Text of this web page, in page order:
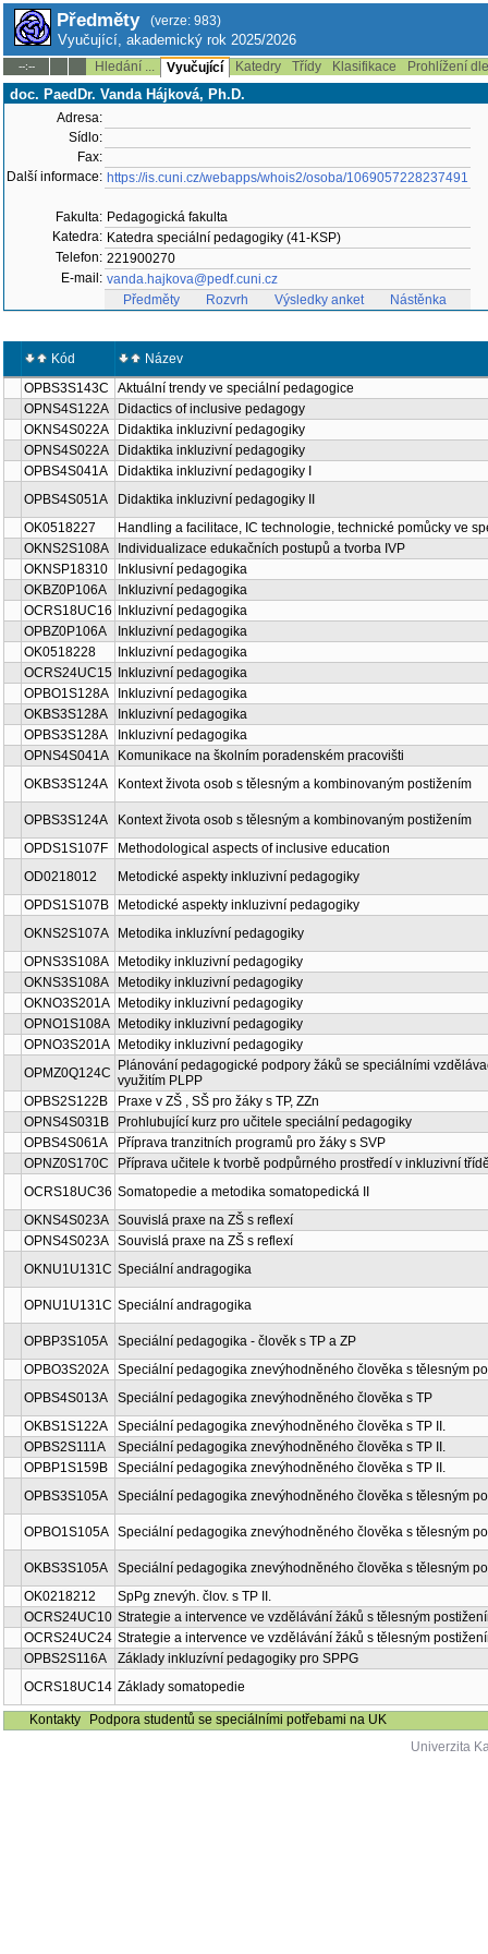
Předměty (verze: 983)
Vyučující, akademický rok 2025/2026
--:-- Hledání ... Vyučující Katedry Třídy Klasifikace Prohlížení
doc. PaedDr. Vanda Hájková, Ph.D.
Adresa:
Sídlo:
Fax:
Další informace: https://is.cuni.cz/webapps/whois2/osoba/1069057228237491
Fakulta: Pedagogická fakulta
Katedra: Katedra speciální pedagogiky (41-KSP)
Telefon: 221900270
E-mail: vanda.hajkova@pedf.cuni.cz
Předměty
Rozvrh Výsledky anket Nástěnka
Kód
Název
OPBS3S143C
Aktuální trendy ve speciální pedagogice
OPNS4S122A
Didactics of inclusive pedagogy
OKNS4S022A
Didaktika inkluzivní pedagogiky
OPNS4S022A
Didaktika inkluzivní pedagogiky
OPBS4S041A
Didaktika inkluzivní pedagogiky I
OPBS4S051A
Didaktika inkluzivní pedagogiky II
OK0518227
Handling a facilitace, IC technologie, technické pomůcky ve
OKNS2S108A
Individualizace edukačních postupů a tvorba IVP
OKNSP18310
Inklusivní pedagogika
OKBZ0P106A
Inkluzivní pedagogika
OCRS18UC16
Inkluzivní pedagogika
OPBZ0P106A
Inkluzivní pedagogika
OK0518228
Inkluzivní pedagogika
OCRS24UC15 Inkluzivní pedagogika
OPBO1S128A
Inkluzivní pedagogika
OKBS3S128A
Inkluzivní pedagogika
OPBS3S128A
Inkluzivní pedagogika
OPNS4S041A
Komunikace na školním poradenském pracovišti
OKBS3S124A
Kontext života osob s tělesným a kombinovaným postižením
OPBS3S124A
Kontext života osob s tělesným a kombinovaným postižením
OPDS1S107F
Methodological aspects of inclusive education
OD0218012
Metodické aspekty inkluzivní pedagogiky
OPDS1S107B
Metodické aspekty inkluzivní pedagogiky
OKNS2S107A
Metodika inkluzívní pedagogiky
OPNS3S108A
Metodiky inkluzivní pedagogiky
OKNS3S108A
Metodiky inkluzivní pedagogiky
OKNO3S201A
Metodiky inkluzivní pedagogiky
OPNO1S108A
Metodiky inkluzivní pedagogiky
OPNO3S201A
Metodiky inkluzivní pedagogiky
OPMZ0Q124C
Plánování pedagogické podpory žáků se speciálními
využitím PLPP
OPBS2S122B
Praxe v ZŠ , SŠ pro žáky s TP, ZZn
OPNS4S031B
Prohlubující kurz pro učitele speciální pedagogiky
OPBS4S061A
Příprava tranzitních programů pro žáky s SVP
OPNZ0S170C
Příprava učitele k tvorbě podpůrného prostředí v inkluzivní
OCRS18UC36 Somatopedie a metodika somatopedická II
OKNS4S023A Souvislá praxe na ZŠ s reflexí
OPNS4S023A Souvislá praxe na ZŠ s reflexí
OKNU1U131C Speciální andragogika
OPNU1U131C Speciální andragogika
OPBP3S105A
Speciální pedagogika - člověk s TP a ZP
OPBO3S202A Speciální pedagogika znevýhodněného člověka s tělesným
OPBS4S013A
Speciální pedagogika znevýhodněného člověka s TP
OKBS1S122A
Speciální pedagogika znevýhodněného člověka s TP II.
OPBS2S111A
Speciální pedagogika znevýhodněného člověka s TP II.
OPBP1S159B
Speciální pedagogika znevýhodněného člověka s TP II.
OPBS3S105A
Speciální pedagogika znevýhodněného člověka s tělesným
OPBO1S105A Speciální pedagogika znevýhodněného člověka s tělesným
OKBS3S105A
Speciální pedagogika znevýhodněného člověka s tělesným
OK0218212
SpPg znevýh. člov. s TP II.
OCRS24UC10 Strategie a intervence ve vzdělávání žáků s tělesným
OCRS24UC24 Strategie a intervence ve vzdělávání žáků s tělesným
OPBS2S116A
Základy inkluzívní pedagogiky pro SPPG
OCRS18UC14 Základy somatopedie
Kontakty
Podpora studentů se speciálními potřebami na UK
Univerzita